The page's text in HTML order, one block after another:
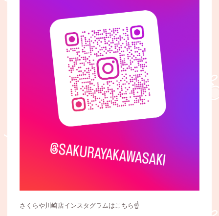
さくらや川崎店インスタグラムはこちら☝